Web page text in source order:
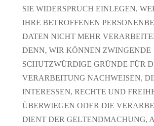
SIE WIDERSPRUCH EINLEGEN,
IHRE BETROFFENEN
DATEN NICHT MEHR
DENN, WIR KÖNNEN ZWINGENDE
SCHUTZWÜRDIGE GRÜNDE FÜR
VERARBEITUNG NACHWEISEN,
INTERESSEN, RECHTE UND
ÜBERWIEGEN ODER DIE
DIENT DER GELTENDMACHUNG,